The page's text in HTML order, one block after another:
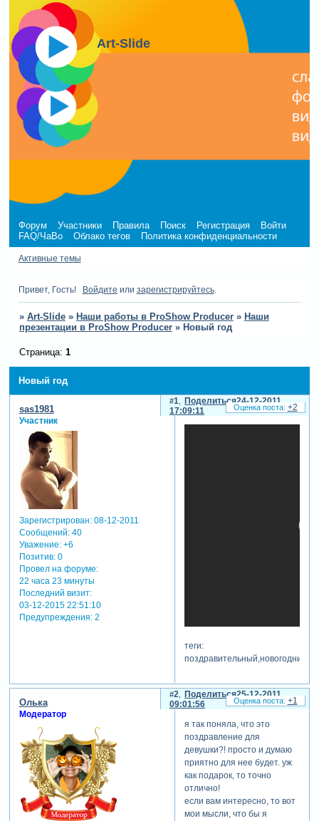
Art-Slide
Форум Участники Правила Поиск Регистрация
Войти
FAQ/ЧаВо
Облако тегов Политика конфиденциальности
Активные темы
Привет, Гость! Войдите или зарегистрируйтесь.
» Art-Slide » Наши работы в ProShow Producer » Наши
презентации в ProShow Producer » Новый год
Новый год
Страница: 1
Поделиться
1
24-12-2011
17:09:11
sas1981
Участник
Зарегистрирован: 08-12-2011
Сообщений:40
Уважение: +6
Позитив: 0
Провел на форуме:
22 часа 23 минуты
Последний визит:
03-12-2015 22:51:10
Предупреждения:2
теги:
поздравительный,новогодний
+2
Поделиться
2
25-12-2011
09:01:56
Олька
Модератор
я так поняла, что это
поздравление для
девушки?! просто и думаю
приятно для нее будет. уж
как подарок, то точно
отлично!
если вам интересно, то вот
мои мысли, что бы я
+1